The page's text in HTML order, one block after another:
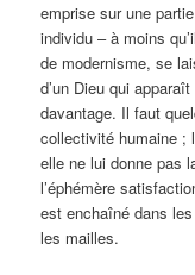
emprise sur une
individu – à moins
de modernisme, se
d’un Dieu qui
davantage. Il faut
collectivité humaine ;
elle ne lui donne pas
l’éphémère
est enchaîné dans
les mailles.